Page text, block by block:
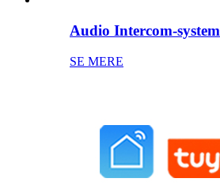
Audio Intercom-system
SE MERE